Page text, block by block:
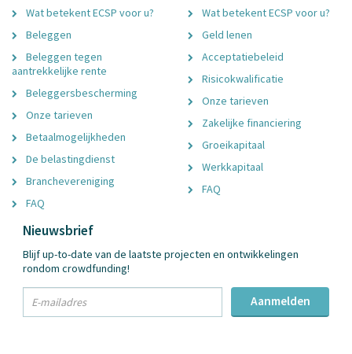
Wat betekent ECSP voor u?
Beleggen
Beleggen tegen
aantrekkelijke rente
Beleggersbescherming
Onze tarieven
Betaalmogelijkheden
De belastingdienst
Branchevereniging
FAQ
Wat betekent ECSP voor u?
Geld lenen
Acceptatiebeleid
Risicokwalificatie
Onze tarieven
Zakelijke financiering
Groeikapitaal
Werkkapitaal
FAQ
Nieuwsbrief
Blijf up-to-date van de laatste projecten en ontwikkelingen
rondom crowdfunding!
Email
Aanmelden